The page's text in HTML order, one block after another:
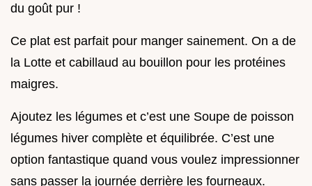
du goût pur !
Ce plat est parfait pour manger sainement. On a de
la Lotte et cabillaud au bouillon pour les protéines
maigres.
Ajoutez les légumes et c’est une Soupe de poisson
légumes hiver complète et équilibrée. C’est une
option fantastique quand vous voulez impressionner
sans passer la journée derrière les fourneaux.